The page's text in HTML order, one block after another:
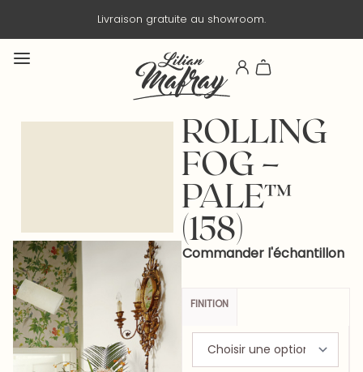
Livraison gratuite au showroom.
ROLLING
FOG –
PALE™
(158)
Commander l'échantillon
FINITION